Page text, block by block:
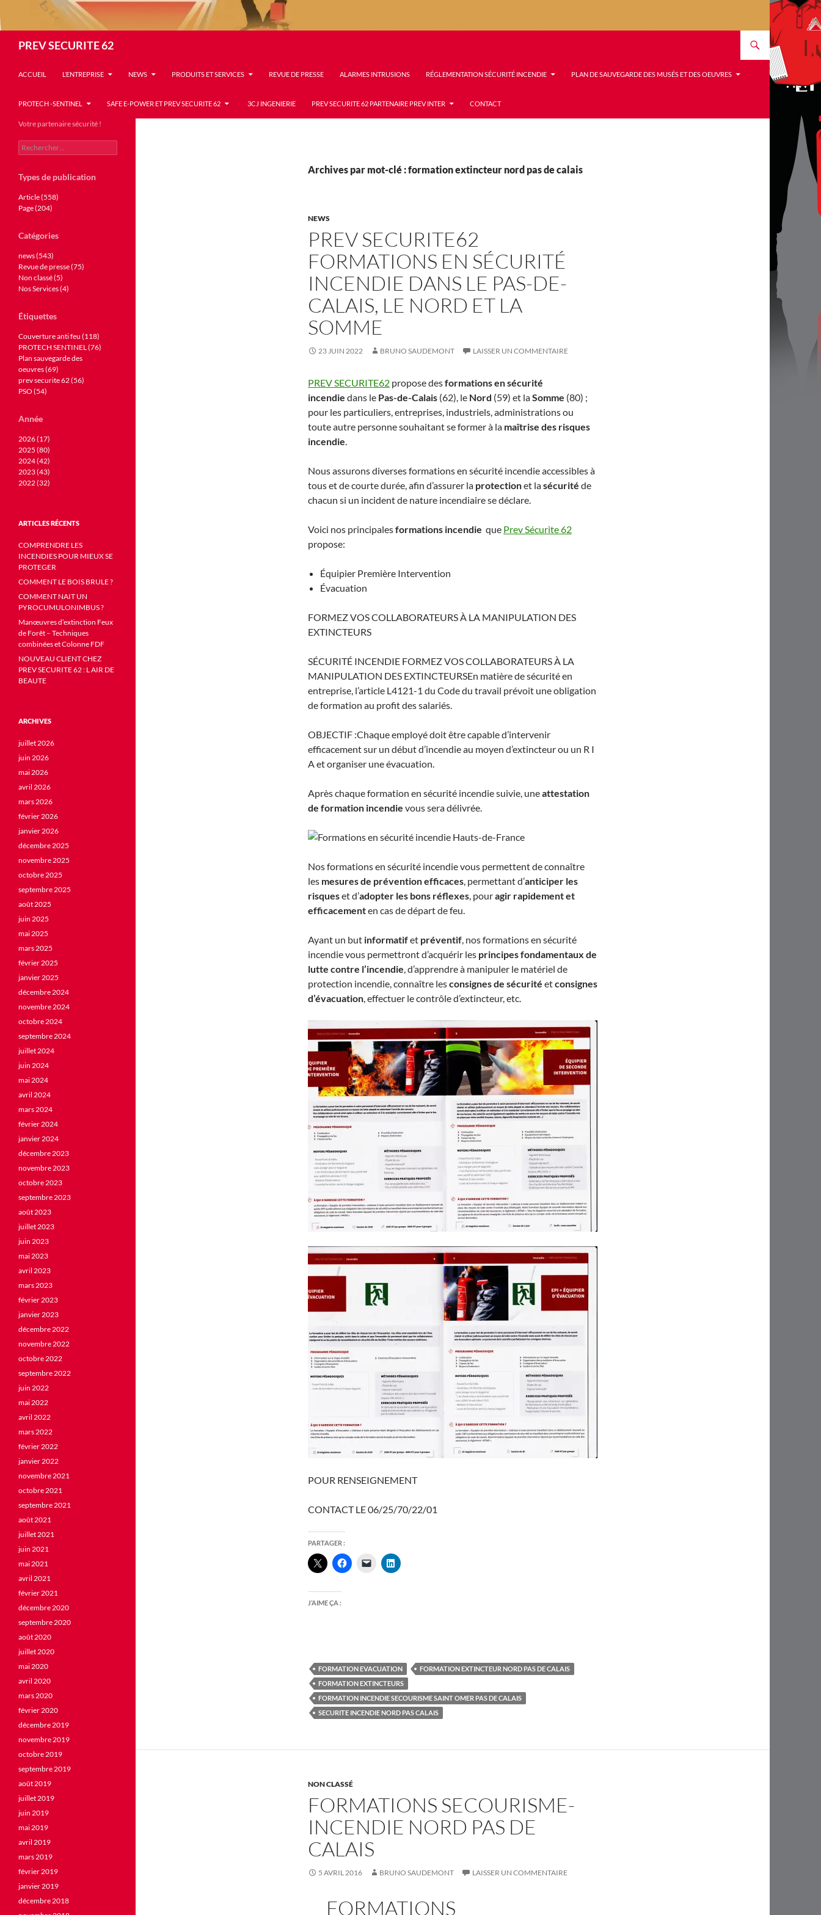
PREV SECURITE 62
ACCUEIL L’ENTREPRISE NEWS PRODUITS ET SERVICES REVUE DE PRESSE ALARMES INTRUSIONS RÉGLEMENTATION SÉCURITÉ INCENDIE PLAN DE SAUVEGARDE DES MUSÉS ET DES OEUVRES
PROTECH -SENTINEL SAFE E-POWER ET PREV SECURITE 62 3CJ INGENIERIE PREV SECURITE 62 PARTENAIRE PREV INTER CONTACT
Archives par mot-clé : formation extincteur nord pas de calais
NEWS
PREV SECURITE62
FORMATIONS EN SÉCURITÉ
INCENDIE DANS LE PAS-DE-
CALAIS, LE NORD ET LA
SOMME
23 JUIN 2022 BRUNO SAUDEMONT LAISSER UN COMMENTAIRE
PREV SECURITE62 propose desformations en sécurité
incendie dans le Pas-de-Calais (62), le Nord (59) et laSomme (80) ;
pour les particuliers, entreprises, industriels, administrations ou
toute autre personne souhaitant se former à la maîtrise des risques
incendie.
Nous assurons diverses formations en sécurité incendie accessibles à
tous et de courte durée, afin d’assurer la protectionet lasécurité de
chacun si un incident de nature incendiaire se déclare.
Voici nos principalesformations incendie que Prev Sécurite 62
propose:
Équipier Première Intervention
Évacuation
FORMEZ VOS COLLABORATEURS À LA MANIPULATION DES
EXTINCTEURS
SÉCURITÉ INCENDIE FORMEZ VOS COLLABORATEURS À LA
MANIPULATION DES EXTINCTEURSEn matière de sécurité en
entreprise, l’article L4121-1 du Code du travail prévoit une obligation
de formation au profit des salariés.
OBJECTIF :Chaque employé doit être capable d’intervenir
efficacement sur un début d’incendie au moyen d’extincteur ou un R I
A et organiser une évacuation.
Après chaque formation en sécurité incendie suivie, uneattestation
de formation incendie vous sera délivrée.
Nos formations en sécurité incendie vous permettent de connaître
les mesures de prévention efficaces, permettant d’anticiper les
risqueset d’adopter les bons réflexes, pouragir rapidement et
efficacementen cas de départ de feu.
Ayant un but informatifet préventif, nos formations en sécurité
incendie vous permettront d’acquérir les principes fondamentaux de
lutte contre l’incendie, d’apprendre à manipuler le matériel de
protection incendie, connaître lesconsignes de sécurité etconsignes
d’évacuation, effectuer le contrôle d’extincteur, etc.
POUR RENSEIGNEMENT
CONTACT LE 06/25/70/22/01
PARTAGER :
J’AIME ÇA :
FORMATION EVACUATION
FORMATION EXTINCTEUR NORD PAS DE CALAIS
FORMATION EXTINCTEURS
FORMATION INCENDIE SECOURISME SAINT OMER PAS DE CALAIS
SECURITE INCENDIE NORD PAS CALAIS
NON CLASSÉ
FORMATIONS SECOURISME-
INCENDIE NORD PAS DE
CALAIS
5 AVRIL 2016 BRUNO SAUDEMONT LAISSER UN COMMENTAIRE
FORMATIONS
Votre partenaire sécurité !
Rechercher :
Types de publication
Article (558)
Page (204)
Catégories
news (543)
Revue de presse (75)
Non classé (5)
Nos Services (4)
Étiquettes
Couverture anti feu (118)
PROTECH SENTINEL (76)
Plan sauvegarde des
oeuvres (69)
prev securite 62 (56)
PSO (54)
Année
2026 (17)
2025 (80)
2024 (42)
2023 (43)
2022 (32)
ARTICLES RÉCENTS
COMPRENDRE LES
INCENDIES POUR MIEUX SE
PROTEGER
COMMENT LE BOIS BRULE ?
COMMENT NAIT UN
PYROCUMULONIMBUS ?
Manœuvres d’extinction Feux
de Forêt – Techniques
combinées et Colonne FDF
NOUVEAU CLIENT CHEZ
PREV SECURITE 62 : L AIR DE
BEAUTE
ARCHIVES
juillet 2026
juin 2026
mai 2026
avril 2026
mars 2026
février 2026
janvier 2026
décembre 2025
novembre 2025
octobre 2025
septembre 2025
août 2025
juin 2025
mai 2025
mars 2025
février 2025
janvier 2025
décembre 2024
novembre 2024
octobre 2024
septembre 2024
juillet 2024
juin 2024
mai 2024
avril 2024
mars 2024
février 2024
janvier 2024
décembre 2023
novembre 2023
octobre 2023
septembre 2023
août 2023
juillet 2023
juin 2023
mai 2023
avril 2023
mars 2023
février 2023
janvier 2023
décembre 2022
novembre 2022
octobre 2022
septembre 2022
juin 2022
mai 2022
avril 2022
mars 2022
février 2022
janvier 2022
novembre 2021
octobre 2021
septembre 2021
août 2021
juillet 2021
juin 2021
mai 2021
avril 2021
février 2021
décembre 2020
septembre 2020
août 2020
juillet 2020
mai 2020
avril 2020
mars 2020
février 2020
décembre 2019
novembre 2019
octobre 2019
septembre 2019
août 2019
juillet 2019
juin 2019
mai 2019
avril 2019
mars 2019
février 2019
janvier 2019
décembre 2018